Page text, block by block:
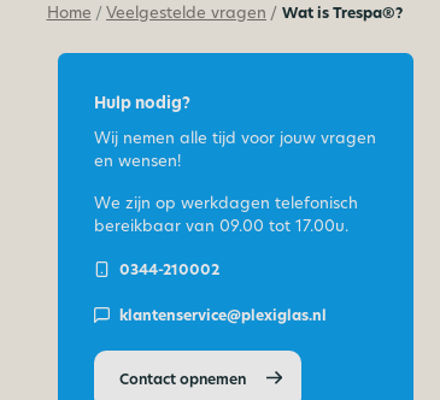
Home / Veelgestelde vragen / Wat is Trespa®?
Hulp nodig?
Wij nemen alle tijd voor jouw vragen
en wensen!
We zijn op werkdagen telefonisch
bereikbaar van 09.00 tot 17.00u.
0344-210002
klantenservice@plexiglas.nl
Contact opnemen